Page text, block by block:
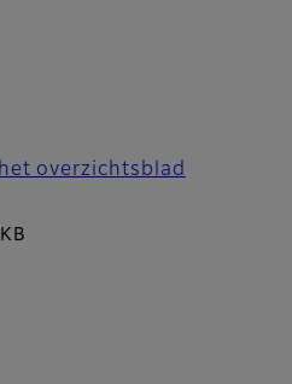
overzichtsblad